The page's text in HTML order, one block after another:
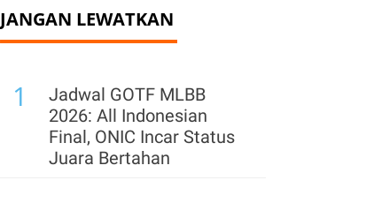
5
Kemenpar Tertibkan
Sistem Online Travel
Ilegal Bisa Ditindak
Kemenpar: 259
Akomodasi Tak Berizin
JANGAN LEWATKAN
1
Jadwal GOTF MLBB
2026: All Indonesian
Final, ONIC Incar Status
Juara Bertahan